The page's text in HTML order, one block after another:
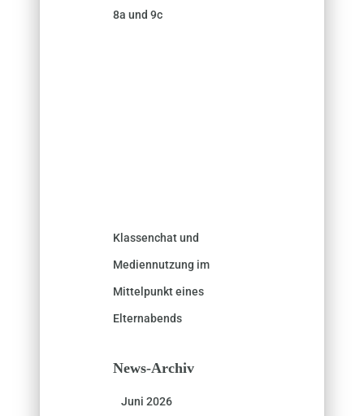
8a und 9c
Klassenchat und
Mediennutzung im
Mittelpunkt eines
Elternabends
News-Archiv
Juni 2026